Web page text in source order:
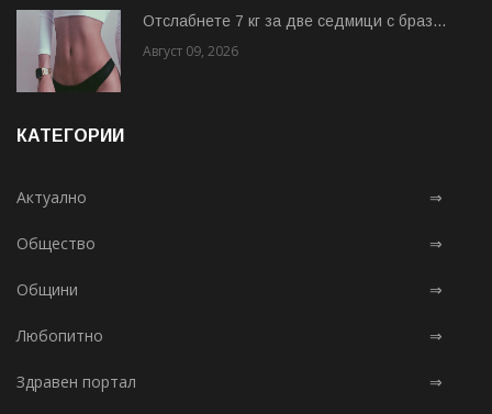
Отслабнете 7 кг за две седмици с браз...
Август 09, 2026
КАТЕГОРИИ
Актуално ⇒
Общество ⇒
Общини ⇒
Любопитно ⇒
Здравен портал ⇒